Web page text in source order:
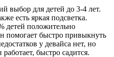
выбор для детей до 3-4 лет.
есть яркая подсветка.
детей положительно
помогает быстро привыкнуть
у девайса нет, но
быстро садится.